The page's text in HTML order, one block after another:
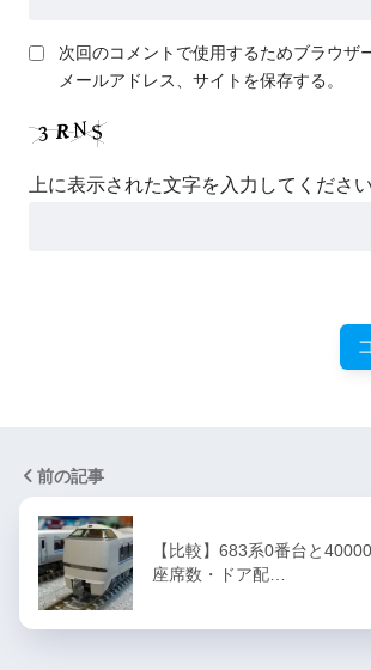
次回のコメントで使用するためブラウザ
メールアドレス、サイトを保存する。
上に表示された文字を入力してください
前の記事
【比較】683系0番台と
座席数・ドア配…